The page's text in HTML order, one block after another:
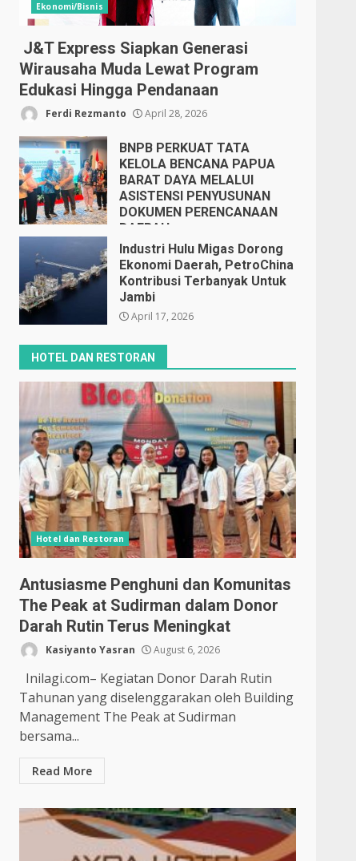
Ekonomi/Bisnis
J&T Express Siapkan Generasi
Wirausaha Muda Lewat Program
Edukasi Hingga Pendanaan
Ferdi Rezmanto April 28, 2026
BNPB PERKUAT TATA
KELOLA BENCANA PAPUA
BARAT DAYA MELALUI
ASISTENSI PENYUSUNAN
DOKUMEN PERENCANAAN
DAERAH
April 17, 2026
Industri Hulu Migas Dorong
Ekonomi Daerah, PetroChina
Kontribusi Terbanyak Untuk
Jambi
April 17, 2026
HOTEL DAN RESTORAN
Hotel dan Restoran
Antusiasme Penghuni dan Komunitas
The Peak at Sudirman dalam Donor
Darah Rutin Terus Meningkat
Kasiyanto Yasran August 6, 2026
Inilagi.com– Kegiatan Donor Darah Rutin
Tahunan yang diselenggarakan oleh Building
Management The Peak at Sudirman
bersama...
Read More